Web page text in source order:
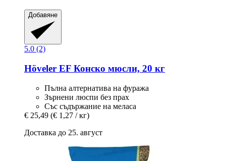
Добавяне
5.0 (2)
Höveler EF Конско мюсли, 20 кг
Пълна алтернатива на фуража
Зърнени люспи без прах
Със съдържание на меласа
€ 25,49 (€ 1,27 / кг)
Доставка до 25. август